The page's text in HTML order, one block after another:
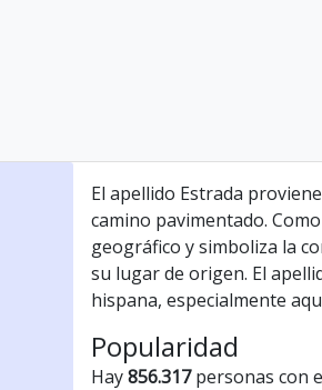
El apellido Estrada
camino pavimentado.
geográfico y simboliza la
su lugar de origen. El
hispana, especialmente
Popularidad
Hay856.317personas con